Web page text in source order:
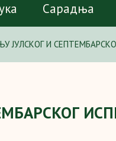
Сарадња
ЈУЛСКОГ И